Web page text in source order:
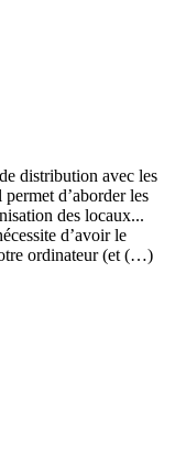
distribution avec les
d’aborder les
des locaux...
d’avoir le
ordinateur (et (…)